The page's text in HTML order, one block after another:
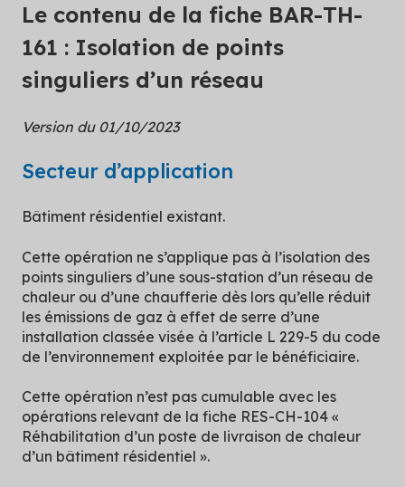
Le contenu de la fiche BAR-TH-
161 : Isolation de points
singuliers d’un réseau
Version du 01/10/2023
Secteur d’application
Bâtiment résidentiel existant.
Cette opération ne s’applique pas à l’isolation des
points singuliers d’une sous-station d’un réseau de
chaleur ou d’une chaufferie dès lors qu’elle réduit
les émissions de gaz à effet de serre d’une
installation classée visée à l’article L 229-5 du code
de l’environnement exploitée par le bénéficiaire.
Cette opération n’est pas cumulable avec les
opérations relevant de la fiche RES-CH-104 «
Réhabilitation d’un poste de livraison de chaleur
d’un bâtiment résidentiel ».